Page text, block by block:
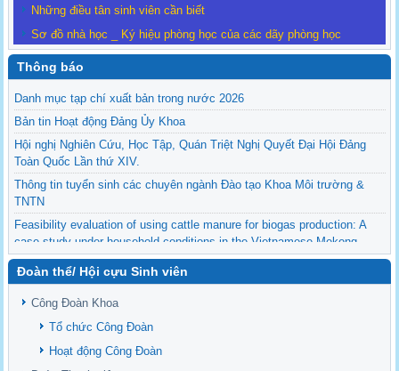
Những điều tân sinh viên cần biết
Sơ đồ nhà học _ Ký hiệu phòng học của các dãy phòng học
Thông báo
Danh mục tạp chí xuất bản trong nước 2026
Bản tin Hoạt động Đảng Ủy Khoa
Hội nghị Nghiên Cứu, Học Tập, Quán Triệt Nghị Quyết Đại Hội Đảng
Toàn Quốc Lần thứ XIV.
Thông tin tuyển sinh các chuyên ngành Đào tạo Khoa Môi trường &
TNTN
Feasibility evaluation of using cattle manure for biogas production: A
case study under household conditions in the Vietnamese Mekong
Delta
Sediment properties in flood-based farming systems in the Vietnamese
upstream Mekong Delta
Danh mục tạp chí xuất bản Quốc Tế 2026
Danh Mục các Đề Tài NCKH cấp Tỉnh năm 2024
Văn bản - Quy định
Đoàn thể/ Hội cựu Sinh viên
Công Đoàn Khoa
Tổ chức Công Đoàn
Hoạt động Công Đoàn